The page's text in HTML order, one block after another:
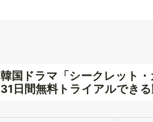
韓国ドラマ「シークレット
31日間無料トライアルでき